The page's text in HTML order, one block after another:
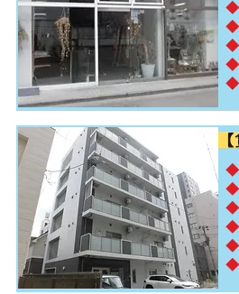
◆
◆
◆
◆
◆
◆
◆
◆
◆
◆